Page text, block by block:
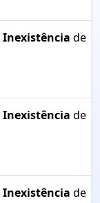
Inexistência de
Inexistência de
Inexistência de